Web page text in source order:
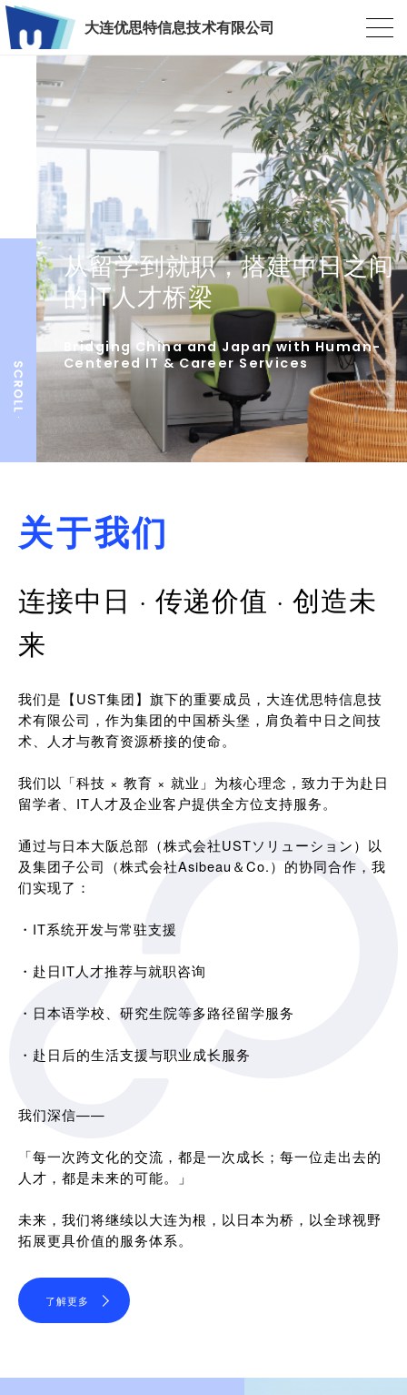
大连优思特信息技术有限公司
从留学到就职，搭建中日之间
的IT人才桥梁
Bridging China and Japan with Human-
Centered IT & Career Services
关于我们
连接中日 · 传递价值 · 创造未
来
我们是【UST集团】旗下的重要成员，大连优思特信息技
术有限公司，作为集团的中国桥头堡，肩负着中日之间技
术、人才与教育资源桥接的使命。
我们以「科技 × 教育 × 就业」为核心理念，致力于为赴日
留学者、IT人才及企业客户提供全方位支持服务。
通过与日本大阪总部（株式会社USTソリューション）以
及集团子公司（株式会社Asibeau＆Co.）的协同合作，我
们实现了：
・IT系统开发与常驻支援
・赴日IT人才推荐与就职咨询
・日本语学校、研究生院等多路径留学服务
・赴日后的生活支援与职业成长服务
我们深信——
「每一次跨文化的交流，都是一次成长；每一位走出去的
人才，都是未来的可能。」
未来，我们将继续以大连为根，以日本为桥，以全球视野
拓展更具价值的服务体系。
了解更多